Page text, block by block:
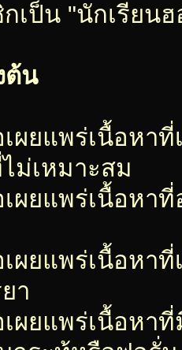
เป็น "นักเรียน
ต้น
ผยแพร่เนื้อหา
ม่เหมาะสม
ผยแพร่เนื้อหา
ผยแพร่เนื้อหา
า
ผยแพร่เนื้อหา